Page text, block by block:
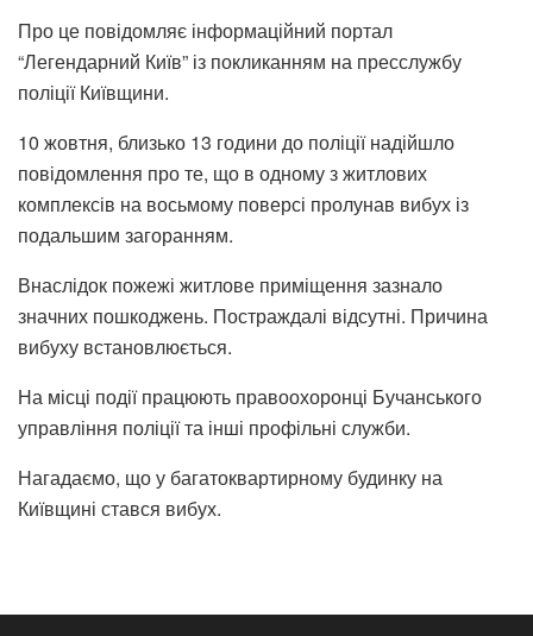
Про це повідомляє інформаційний портал
“Легендарний Київ” із покликанням на пресслужбу
поліції Київщини.
10 жовтня, близько 13 години до поліції надійшло
повідомлення про те, що в одному з житлових
комплексів на восьмому поверсі пролунав вибух із
подальшим загоранням.
Внаслідок пожежі житлове приміщення зазнало
значних пошкоджень. Постраждалі відсутні. Причина
вибуху встановлюється.
На місці події працюють правоохоронці Бучанського
управління поліції та інші профільні служби.
Нагадаємо, що у багатоквартирному будинку на
Київщині стався вибух.